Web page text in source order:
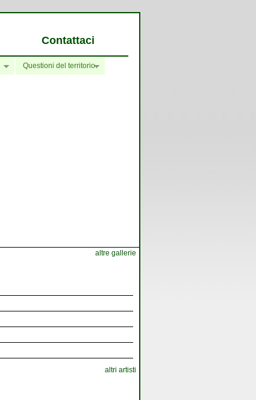
Contattaci
Questioni del territorio
altre gallerie
altri artisti